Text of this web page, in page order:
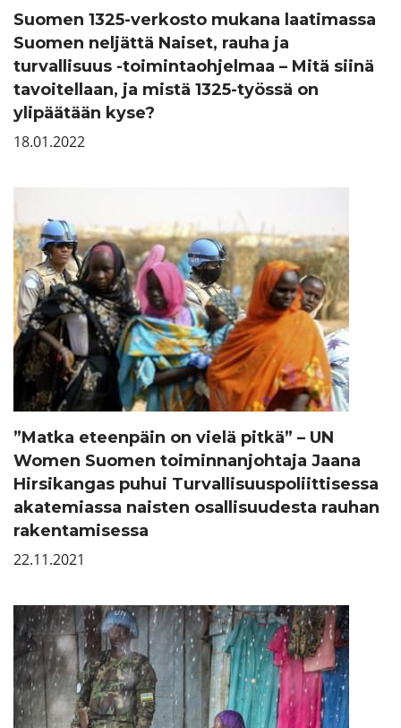
Suomen 1325-verkosto mukana laatimassa
Suomen neljättä Naiset, rauha ja
turvallisuus -toimintaohjelmaa – Mitä siinä
tavoitellaan, ja mistä 1325-työssä on
ylipäätään kyse?
18.01.2022
”Matka eteenpäin on vielä pitkä” – UN
Women Suomen toiminnanjohtaja Jaana
Hirsikangas puhui Turvallisuuspoliittisessa
akatemiassa naisten osallisuudesta rauhan
rakentamisessa
22.11.2021